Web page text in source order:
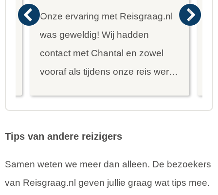
Onze ervaring met Reisgraag.nl
was geweldig! Wij hadden
contact met Chantal en zowel
vooraf als tijdens onze reis werd
We kregen steeds snel een
Tips van andere reizigers
Samen weten we meer dan alleen. De bezoekers
van Reisgraag.nl geven jullie graag wat tips mee.